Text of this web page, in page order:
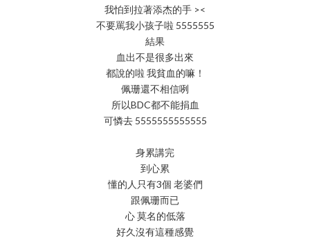
我怕到拉著添杰的手 ><
不要罵我小孩子啦 5555555
結果
血出不是很多出來
都說的啦 我貧血的嘛！
佩珊還不相信咧
所以BDC都不能捐血
可憐去 5555555555555
身累講完
到心累
懂的人只有3個 老婆們
跟佩珊而已
心 莫名的低落
好久沒有這種感覺